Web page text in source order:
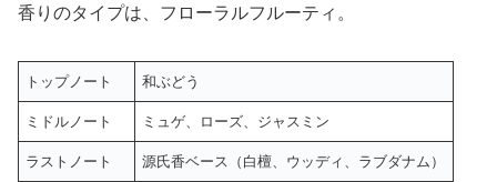
香りのタイプは、フローラルフルーティ。
トップノート 和ぶどう
ミドルノート ミュゲ、ローズ、ジャスミン
ラストノート 源氏香ベース（白檀、ウッディ、ラブダナム）